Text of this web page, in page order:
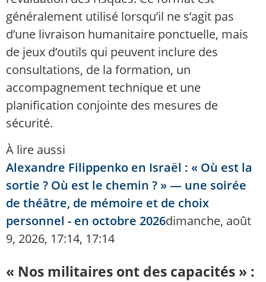
généralement utilisé lorsqu’il ne s’agit pas
d’une livraison humanitaire ponctuelle, mais
de jeux d’outils qui peuvent inclure des
consultations, de la formation, un
accompagnement technique et une
planification conjointe des mesures de
sécurité.
À lire aussi
Alexandre Filippenko en Israël : « Où est la
sortie ? Où est le chemin ? » — une soirée
de théâtre, de mémoire et de choix
personnel - en octobre 2026dimanche, août
9, 2026, 17:14, 17:14
« Nos militaires ont des capacités » :